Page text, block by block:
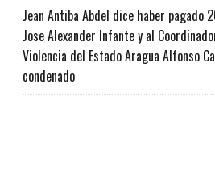
Jean Antiba Abdel dice haber pagado
Jose Alexander Infante y al
Violencia del Estado Aragua Alfonso
condenado